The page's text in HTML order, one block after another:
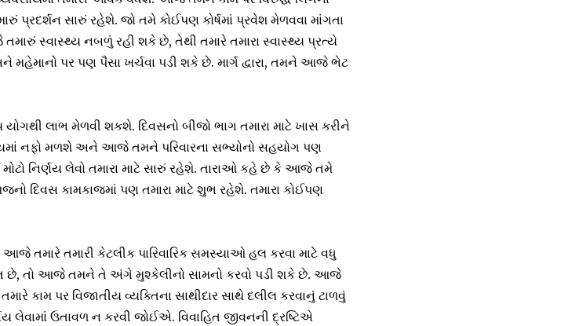
પ્રદર્શન સારું રહેશે. જો તમે કોઈપણ કોર્ષમાં પ્રવેશ મેળવવા માંગતા
સ્વાસ્થ્ય નબળું રહી શકે છે, તેથી તમારે તમારા સ્વાસ્થ્ય પ્રત્યે
પર પણ પૈસા ખર્ચવા પડી શકે છે. માર્ગ દ્વારા, તમને આજે ભેટ
લાભ મેળવી શકશે. દિવસનો બીજો ભાગ તમારા માટે ખાસ કરીને
નફો મળશે અને આજે તમને પરિવારના સભ્યોનો સહયોગ પણ
નિર્ણય લેવો તમારા માટે સારું રહેશે. તારાઓ કહે છે કે આજે તમે
દિવસ કામકાજમાં પણ તમારા માટે શુભ રહેશે. તમારા કોઈપણ
તમારે તમારી કેટલીક પારિવારિક સમસ્યાઓ હલ કરવા માટે વધુ
છે, તો આજે તમને તે અંગે મુશ્કેલીનો સામનો કરવો પડી શકે છે. આજે
કામ પર વિજાતીય વ્યક્તિના સાથીદાર સાથે દલીલ કરવાનું ટાળવું
ઉતાવળ ન કરવી જોઈએ. વિવાહિત જીવનની દ્રષ્ટિએ